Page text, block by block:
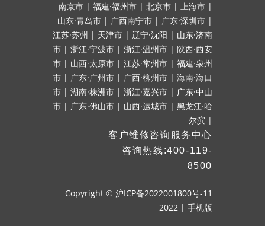
南京市 | 福建·福州市 | 北京市 | 上海市 |
山东·青岛市 | 广西南宁市 | 广东·深圳市 |
江苏·苏州 | 天津市 | 辽宁·沈阳 | 山东·济南
市 | 浙江·宁波市 | 浙江·温州市 | 陕西·西安
市 | 山西·太原市 | 江苏·常州市 | 福建·泉州
市 | 广东·广州市 | 广西·柳州市 | 海南·海口
市 | 湖南·株洲市 | 浙江·嘉兴市 | 广东·中山
市 | 广东·佛山市 | 山西·运城市 | 黑龙江·哈
尔滨 |
客户维修咨询服务中心
咨询热线:400-119-
8500
Copyright © 沪ICP备2022001800号-11
2022 | 手机版